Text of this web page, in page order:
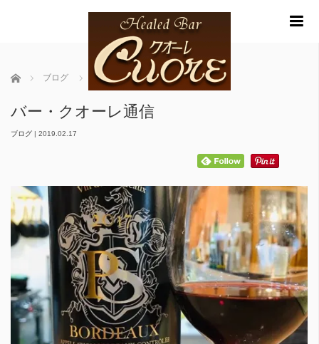
ホーム ブログ バー・クオーレ通信
バー・クオーレ通信
ブログ | 2019.02.17